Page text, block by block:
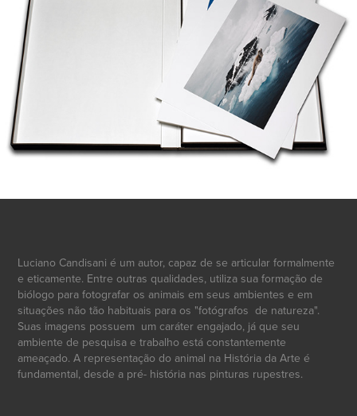
Luciano Candisani é um autor, capaz de se articular formalmente
e eticamente. Entre outras qualidades, utiliza sua formação de
biólogo para fotografar os animais em seus ambientes e em
situações não tão habituais para os "fotógrafos de natureza".
Suas imagens possuem um caráter engajado, já que seu
ambiente de pesquisa e trabalho está constantemente
ameaçado. A representação do animal na História da Arte é
fundamental, desde a pré- história nas pinturas rupestres.